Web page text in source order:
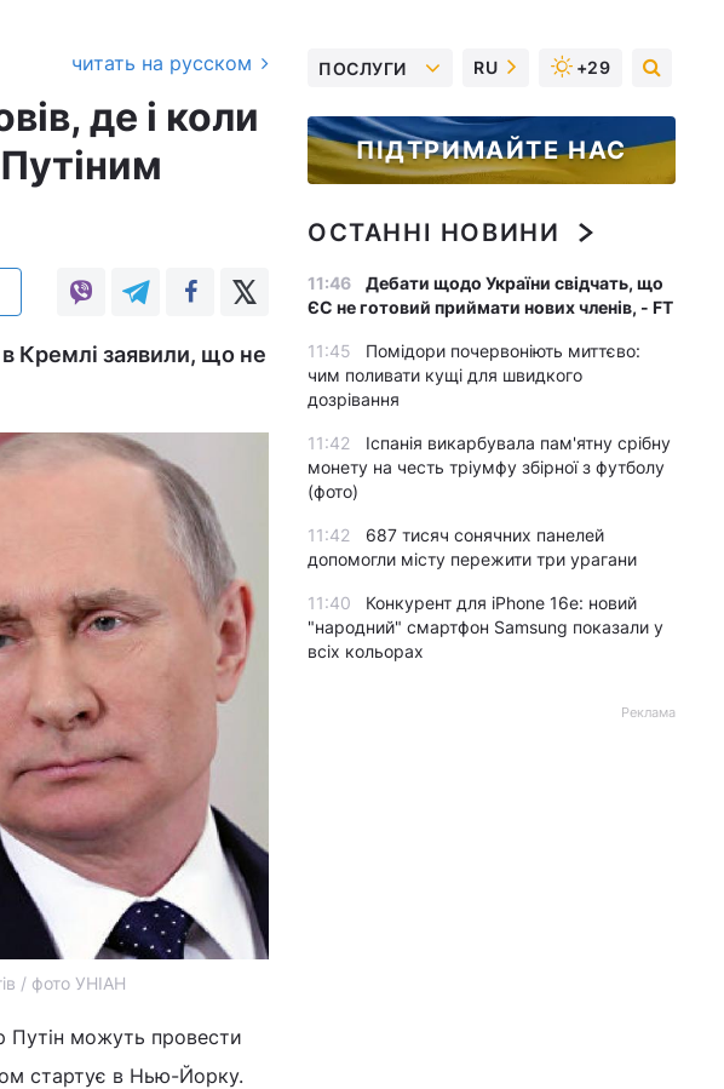
читать на русском
де і коли
в Кремлі заявили, що не
/ фото УНІАН
Путін можуть провести
стартує в Нью-Йорку.
ПОСЛУГИ RU +29
ПІДТРИМАЙТЕ НАС
ОСТАННІ НОВИНИ
11:46
Дебати щодо України свідчать, що
ЄС не готовий приймати нових членів, - FT
11:45
Помідори почервоніють миттєво:
чим поливати кущі для швидкого
дозрівання
11:42
Іспанія викарбувала пам'ятну срібну
монету на честь тріумфу збірної з футболу
(фото)
11:42
687 тисяч сонячних панелей
допомогли місту пережити три урагани
11:40
Конкурент для iPhone 16e: новий
"народний" смартфон Samsung показали у
всіх кольорах
Реклама